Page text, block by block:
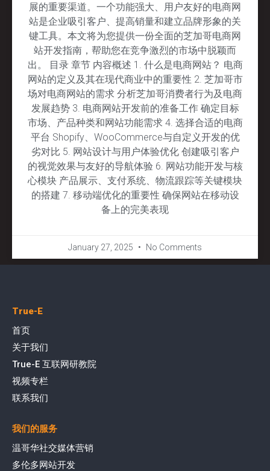
展的重要渠道。一个功能强大、用户友好的电商网
站是企业吸引客户、提高销量和建立品牌形象的关
键工具。本文将为您提供一份全面的芝加哥电商网
站开发指南，帮助您在竞争激烈的市场中脱颖而
出。 目录 章节 内容概述 1. 什么是电商网站？ 电商
网站的定义及其在现代商业中的重要性 2. 芝加哥市
场对电商网站的需求 分析芝加哥消费者行为及电商
发展趋势 3. 电商网站开发前的准备工作 确定目标
市场、产品种类和网站功能需求 4. 选择合适的电商
平台 Shopify、WooCommerce与自定义开发的优
劣对比 5. 网站设计与用户体验优化 创建吸引客户
的视觉效果与友好的导航体验 6. 网站功能开发与核
心模块 产品展示、支付系统、物流跟踪等关键模块
的搭建 7. 移动端优化的重要性 确保网站在移动设
备上的完美表现
January 27, 2025 No Comments
True-E
首页
关于我们
True-E 互联网研教院
视频专栏
联系我们
我们的服务
温哥华社交媒体营销
多伦多网站开发